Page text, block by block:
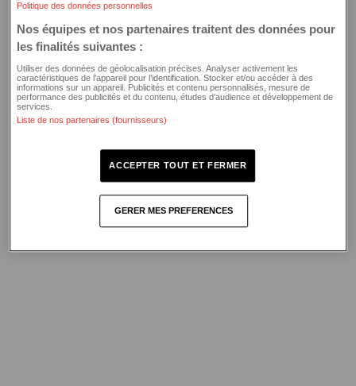
Application error: a client-side exception has occurred (see the
browser console for more information).
Politique des données personnelles
Nos équipes et nos partenaires traitent des données pour
les finalités suivantes :
Utiliser des données de géolocalisation précises. Analyser activement les
caractéristiques de l’appareil pour l’identification. Stocker et/ou accéder à des
informations sur un appareil. Publicités et contenu personnalisés, mesure de
performance des publicités et du contenu, études d’audience et développement de
services.
Liste de nos partenaires (fournisseurs)
GERER MES PREFERENCES
ACCEPTER TOUT ET FERMER